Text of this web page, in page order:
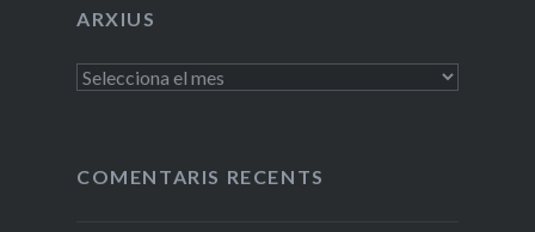
ARXIUS
Arxius
COMENTARIS RECENTS